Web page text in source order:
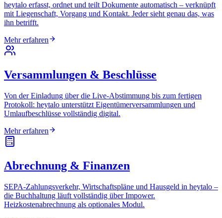
heytalo erfasst, ordnet und teilt Dokumente automatisch – verknüpft
mit Liegenschaft, Vorgang und Kontakt. Jeder sieht genau das, was
ihn betrifft.
Mehr erfahren
Versammlungen & Beschlüsse
Von der Einladung über die Live-Abstimmung bis zum fertigen
Protokoll: heytalo unterstützt Eigentümerversammlungen und
Umlaufbeschlüsse vollständig digital.
Mehr erfahren
Abrechnung & Finanzen
SEPA-Zahlungsverkehr, Wirtschaftspläne und Hausgeld in heytalo –
die Buchhaltung läuft vollständig über Impower.
Heizkostenabrechnung als optionales Modul.